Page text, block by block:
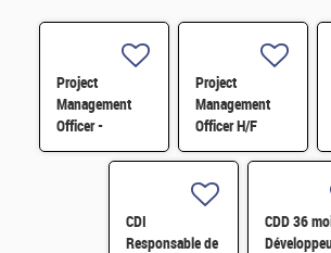
Project
Management
Officer -
Référent Cost
Engineering H/F
Project
Management
Officer H/F
CDI
Responsable de
CDD 36